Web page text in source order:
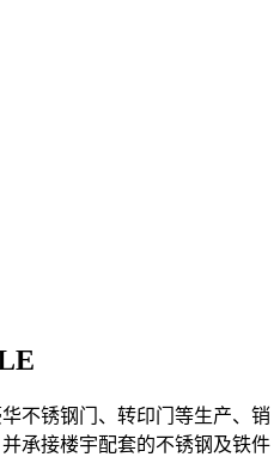
不锈钢门、转印门等生产、销
承接楼宇配套的不锈钢及铁件